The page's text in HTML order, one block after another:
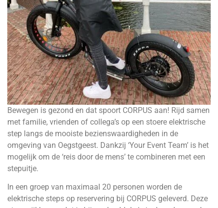
Bewegen is gezond en dat spoort CORPUS aan! Rijd samen
met familie, vrienden of collega’s op een stoere elektrische
step langs de mooiste bezienswaardigheden in de
omgeving van Oegstgeest. Dankzij ‘Your Event Team’ is het
mogelijk om de ‘reis door de mens’ te combineren met een
stepuitje.
In een groep van maximaal 20 personen worden de
elektrische steps op reservering bij CORPUS geleverd. Deze